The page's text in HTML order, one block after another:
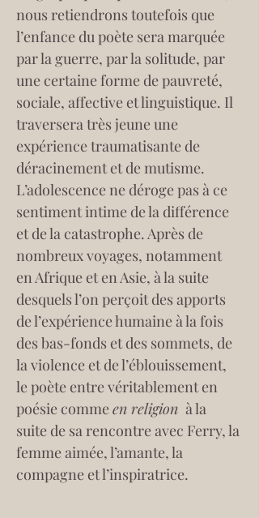
nous retiendrons toutefois que
l’enfance du poète sera marquée
par la guerre, par la solitude, par
une certaine forme de pauvreté,
sociale, affective et linguistique. Il
traversera très jeune une
expérience traumatisante de
déracinement et de mutisme.
L’adolescence ne déroge pas à ce
sentiment intime de la différence
et de la catastrophe. Après de
nombreux voyages, notamment
en Afrique et en Asie, à la suite
desquels l’on perçoit des apports
de l’expérience humaine à la fois
des bas-fonds et des sommets, de
la violence et de l’éblouissement,
le poète entre véritablement en
poésie comme en religion à la
suite de sa rencontre avec Ferry, la
femme aimée, l’amante, la
compagne et l’inspiratrice.